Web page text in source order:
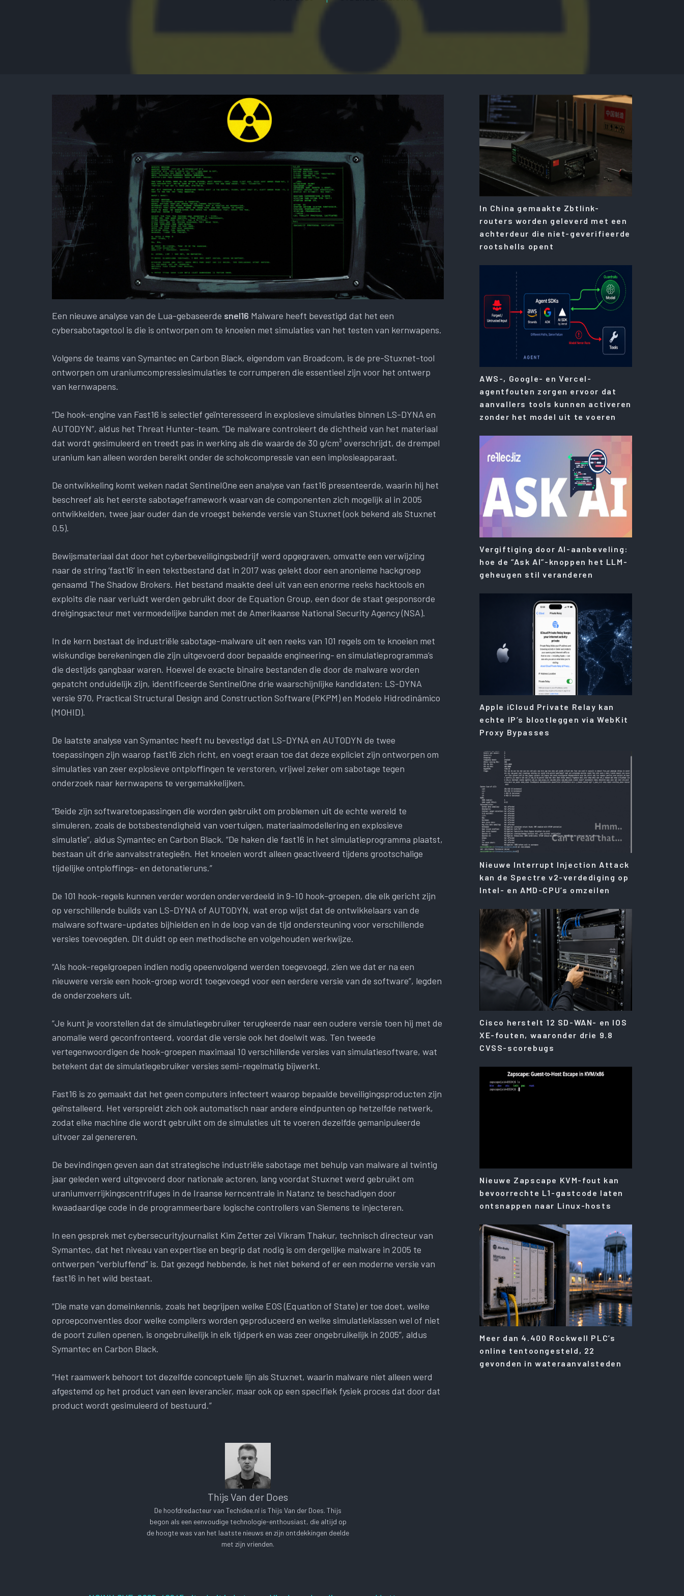
Een nieuwe analyse van de Lua-gebaseerde snel16 Malware heeft bevestigd dat het een
cybersabotagetool is die is ontworpen om te knoeien met simulaties van het testen van kernwapens.
Volgens de teams van Symantec en Carbon Black, eigendom van Broadcom, is de pre-Stuxnet-tool
ontworpen om uraniumcompressiesimulaties te corrumperen die essentieel zijn voor het ontwerp
van kernwapens.
“De hook-engine van Fast16 is selectief geïnteresseerd in explosieve simulaties binnen LS-DYNA en
AUTODYN”, aldus het Threat Hunter-team. “De malware controleert de dichtheid van het materiaal
dat wordt gesimuleerd en treedt pas in werking als die waarde de 30 g/cm³ overschrijdt, de drempel
uranium kan alleen worden bereikt onder de schokcompressie van een implosieapparaat.
De ontwikkeling komt weken nadat SentinelOne een analyse van fast16 presenteerde, waarin hij het
beschreef als het eerste sabotageframework waarvan de componenten zich mogelijk al in 2005
ontwikkelden, twee jaar ouder dan de vroegst bekende versie van Stuxnet (ook bekend als Stuxnet
0.5).
Bewijsmateriaal dat door het cyberbeveiligingsbedrijf werd opgegraven, omvatte een verwijzing
naar de string ‘fast16’ in een tekstbestand dat in 2017 was gelekt door een anonieme hackgroep
genaamd The Shadow Brokers. Het bestand maakte deel uit van een enorme reeks hacktools en
exploits die naar verluidt werden gebruikt door de Equation Group, een door de staat gesponsorde
dreigingsacteur met vermoedelijke banden met de Amerikaanse National Security Agency (NSA).
In de kern bestaat de industriële sabotage-malware uit een reeks van 101 regels om te knoeien met
wiskundige berekeningen die zijn uitgevoerd door bepaalde engineering- en simulatieprogramma’s
die destijds gangbaar waren. Hoewel de exacte binaire bestanden die door de malware worden
gepatcht onduidelijk zijn, identificeerde SentinelOne drie waarschijnlijke kandidaten: LS-DYNA
versie 970, Practical Structural Design and Construction Software (PKPM) en Modelo Hidrodinâmico
(MOHID).
De laatste analyse van Symantec heeft nu bevestigd dat LS-DYNA en AUTODYN de twee
toepassingen zijn waarop fast16 zich richt, en voegt eraan toe dat deze expliciet zijn ontworpen om
simulaties van zeer explosieve ontploffingen te verstoren, vrijwel zeker om sabotage tegen
onderzoek naar kernwapens te vergemakkelijken.
“Beide zijn softwaretoepassingen die worden gebruikt om problemen uit de echte wereld te
simuleren, zoals de botsbestendigheid van voertuigen, materiaalmodellering en explosieve
simulatie”, aldus Symantec en Carbon Black. “De haken die fast16 in het simulatieprogramma plaatst,
bestaan ​​uit drie aanvalsstrategieën. Het knoeien wordt alleen geactiveerd tijdens grootschalige
tijdelijke ontploffings- en detonatieruns.”
De 101 hook-regels kunnen verder worden onderverdeeld in 9-10 hook-groepen, die elk gericht zijn
op verschillende builds van LS-DYNA of AUTODYN, wat erop wijst dat de ontwikkelaars van de
malware software-updates bijhielden en in de loop van de tijd ondersteuning voor verschillende
versies toevoegden. Dit duidt op een methodische en volgehouden werkwijze.
“Als hook-regelgroepen indien nodig opeenvolgend werden toegevoegd, zien we dat er na een
nieuwere versie een hook-groep wordt toegevoegd voor een eerdere versie van de software”, legden
de onderzoekers uit.
“Je kunt je voorstellen dat de simulatiegebruiker terugkeerde naar een oudere versie toen hij met de
anomalie werd geconfronteerd, voordat die versie ook het doelwit was. Ten tweede
vertegenwoordigen de hook-groepen maximaal 10 verschillende versies van simulatiesoftware, wat
betekent dat de simulatiegebruiker versies semi-regelmatig bijwerkt.
Fast16 is zo gemaakt dat het geen computers infecteert waarop bepaalde beveiligingsproducten zijn
geïnstalleerd. Het verspreidt zich ook automatisch naar andere eindpunten op hetzelfde netwerk,
zodat elke machine die wordt gebruikt om de simulaties uit te voeren dezelfde gemanipuleerde
uitvoer zal genereren.
De bevindingen geven aan dat strategische industriële sabotage met behulp van malware al twintig
jaar geleden werd uitgevoerd door nationale actoren, lang voordat Stuxnet werd gebruikt om
uraniumverrijkingscentrifuges in de Iraanse kerncentrale in Natanz te beschadigen door
kwaadaardige code in de programmeerbare logische controllers van Siemens te injecteren.
In een gesprek met cybersecurityjournalist Kim Zetter zei Vikram Thakur, technisch directeur van
Symantec, dat het niveau van expertise en begrip dat nodig is om dergelijke malware in 2005 te
ontwerpen “verbluffend” is. Dat gezegd hebbende, is het niet bekend of er een moderne versie van
fast16 in het wild bestaat.
“Die mate van domeinkennis, zoals het begrijpen welke EOS (Equation of State) er toe doet, welke
oproepconventies door welke compilers worden geproduceerd en welke simulatieklassen wel of niet
de poort zullen openen, is ongebruikelijk in elk tijdperk en was zeer ongebruikelijk in 2005”, aldus
Symantec en Carbon Black.
“Het raamwerk behoort tot dezelfde conceptuele lijn als Stuxnet, waarin malware niet alleen werd
afgestemd op het product van een leverancier, maar ook op een specifiek fysiek proces dat door dat
product wordt gesimuleerd of bestuurd.”
Thijs Van der Does
De hoofdredacteur van Techidee.nl is Thijs Van der Does. Thijs
begon als een eenvoudige technologie-enthousiast, die altijd op
de hoogte was van het laatste nieuws en zijn ontdekkingen deelde
met zijn vrienden.
In China gemaakte Zbtlink-
routers worden geleverd met een
achterdeur die niet-geverifieerde
rootshells opent
AWS-, Google- en Vercel-
agentfouten zorgen ervoor dat
aanvallers tools kunnen activeren
zonder het model uit te voeren
Vergiftiging door AI-aanbeveling:
hoe de “Ask AI”-knoppen het LLM-
geheugen stil veranderen
Apple iCloud Private Relay kan
echte IP’s blootleggen via WebKit
Proxy Bypasses
Nieuwe Interrupt Injection Attack
kan de Spectre v2-verdediging op
Intel- en AMD-CPU’s omzeilen
Cisco herstelt 12 SD-WAN- en IOS
XE-fouten, waaronder drie 9.8
CVSS-scorebugs
Nieuwe Zapscape KVM-fout kan
bevoorrechte L1-gastcode laten
ontsnappen naar Linux-hosts
Meer dan 4.400 Rockwell PLC’s
online tentoongesteld, 22
gevonden in wateraanvalsteden